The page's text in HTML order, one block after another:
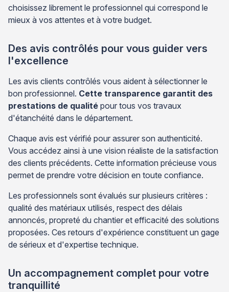
choisissez librement le professionnel qui correspond le
mieux à vos attentes et à votre budget.
Des avis contrôlés pour vous guider vers
l'excellence
Les avis clients contrôlés vous aident à sélectionner le
bon professionnel. Cette transparence garantit des
prestations de qualité pour tous vos travaux
d'étanchéité dans le département.
Chaque avis est vérifié pour assurer son authenticité.
Vous accédez ainsi à une vision réaliste de la satisfaction
des clients précédents. Cette information précieuse vous
permet de prendre votre décision en toute confiance.
Les professionnels sont évalués sur plusieurs critères :
qualité des matériaux utilisés, respect des délais
annoncés, propreté du chantier et efficacité des solutions
proposées. Ces retours d'expérience constituent un gage
de sérieux et d'expertise technique.
Un accompagnement complet pour votre
tranquillité